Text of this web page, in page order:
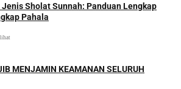
Sholat Sunnah: Panduan Lengkap
Pahala
MENJAMIN KEAMANAN SELURUH